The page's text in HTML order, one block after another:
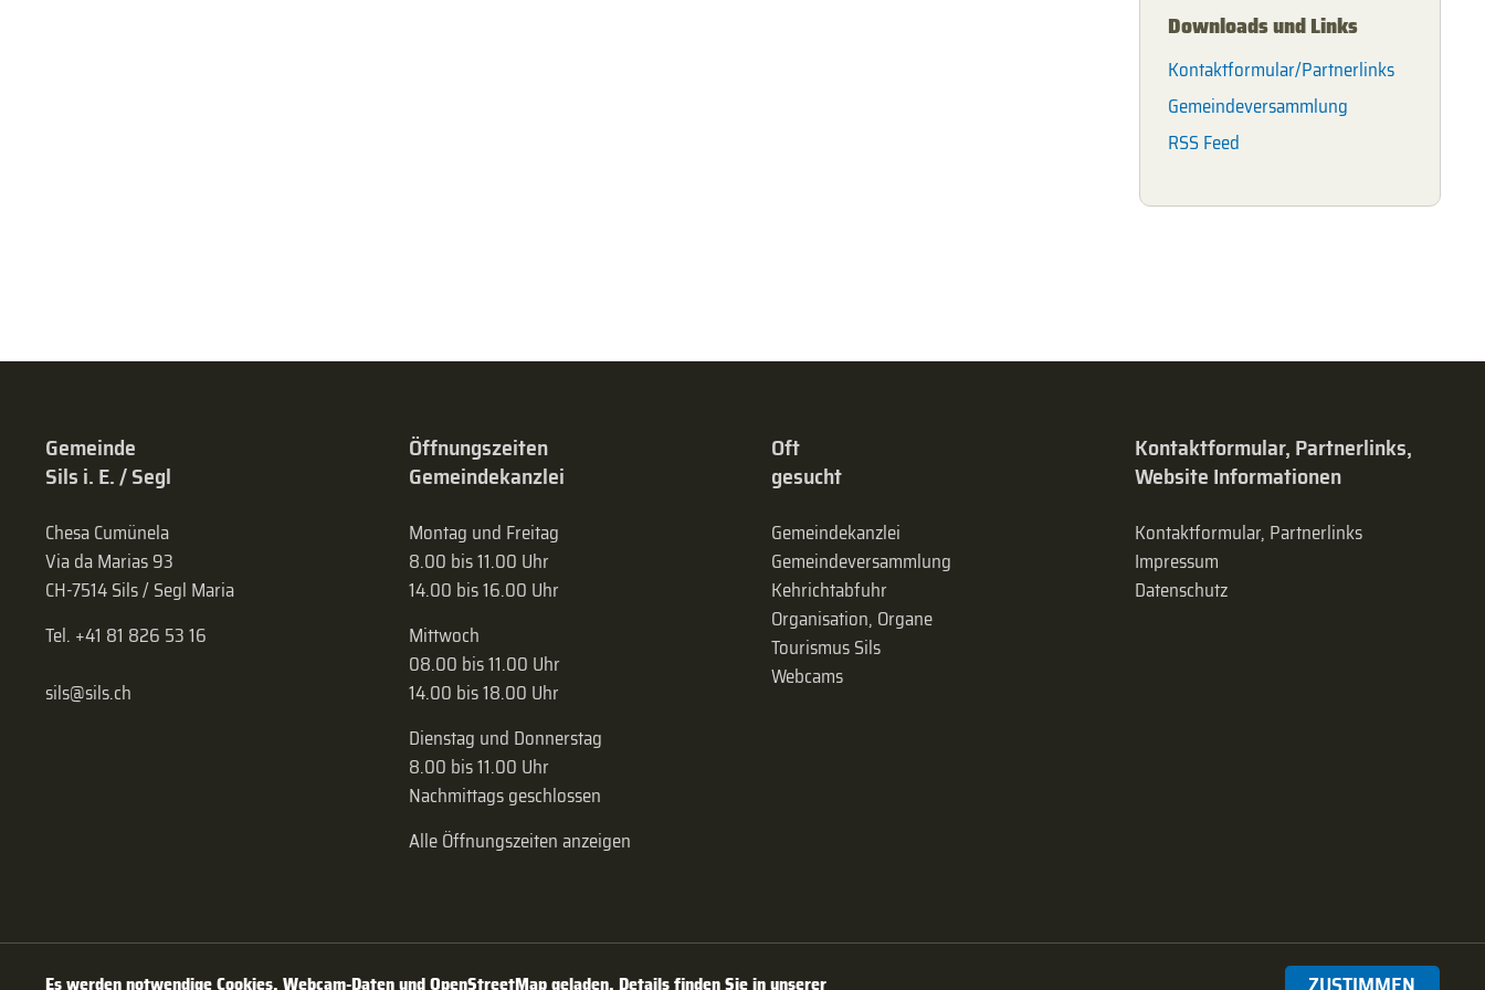
Downloads und Links
Kontaktformular/Partnerlinks
Gemeindeversammlung
RSS Feed
Gemeinde
Sils i. E. / Segl
Chesa Cumünela
Via da Marias 93
CH-7514 Sils / Segl Maria
Tel. +41 81 826 53 16
sils@sils.ch
Öffnungszeiten
Gemeindekanzlei
Montag und Freitag
8.00 bis 11.00 Uhr
14.00 bis 16.00 Uhr
Mittwoch
08.00 bis 11.00 Uhr
14.00 bis 18.00 Uhr
Dienstag und Donnerstag
8.00 bis 11.00 Uhr
Nachmittags geschlossen
Alle Öffnungszeiten anzeigen
Oft
gesucht
Gemeindekanzlei
Gemeinde­versammlung
Kehrichtabfuhr
Organisation, Organe
Tourismus Sils
Webcams
Kontaktformular, Partnerlinks,
Website Informationen
Kontaktformular, Partnerlinks
Impressum
Datenschutz
Es werden notwendige Cookies, Webcam-Daten und OpenStreetMap geladen. Details finden Sie in unserer